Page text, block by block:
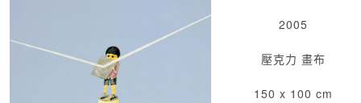
2005
壓克力 畫布
150 x 100 cm